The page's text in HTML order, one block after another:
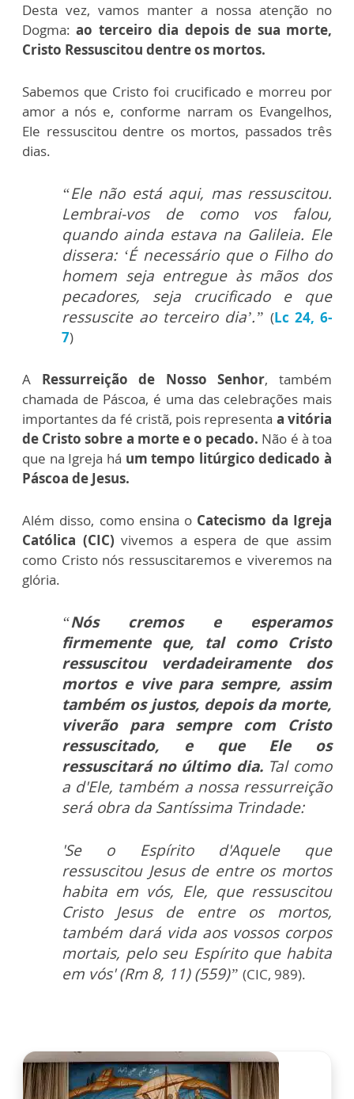
Desta vez, vamos manter a nossa atenção no
Dogma:ao terceiro dia depois de sua morte,
Cristo Ressuscitou dentre os mortos.
Sabemos que Cristo foi crucificado e morreu por
amor a nós e, conforme narram os Evangelhos,
Ele ressuscitou dentre os mortos, passados três
dias.
“Ele não está aqui, mas ressuscitou.
Lembrai-vos de como vos falou,
quando ainda estava na Galileia. Ele
dissera: ‘É necessário que o Filho do
homem seja entregue às mãos dos
pecadores, seja crucificado e que
ressuscite ao terceiro dia’.” (Lc 24, 6-
7)
A Ressurreição de Nosso Senhor, também
chamada de Páscoa, é uma das celebrações mais
importantes da fé cristã, pois representa a vitória
de Cristo sobre a morte e o pecado. Não é à toa
que na Igreja há um tempo litúrgico dedicado à
Páscoa de Jesus.
Além disso, como ensina o Catecismo da Igreja
Católica (CIC)vivemos a espera de que assim
como Cristo nós ressuscitaremos e viveremos na
glória.
“Nós cremos e esperamos
firmemente que, tal como Cristo
ressuscitou verdadeiramente dos
mortos e vive para sempre, assim
também os justos, depois da morte,
viverão para sempre com Cristo
ressuscitado, e que Ele os
ressuscitará no último dia.Tal como
a d'Ele, também a nossa ressurreição
será obra da Santíssima Trindade:
'Se o Espírito d'Aquele que
ressuscitou Jesus de entre os mortos
habita em vós, Ele, que ressuscitou
Cristo Jesus de entre os mortos,
também dará vida aos vossos corpos
mortais, pelo seu Espírito que habita
em vós' (Rm 8, 11) (559)” (CIC, 989).